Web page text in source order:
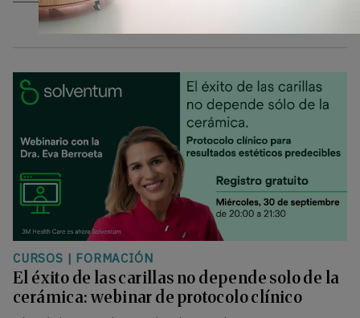
CURSOS | FORMACIÓN
El éxito de las carillas no depende solo de la
cerámica: webinar de protocolo clínico